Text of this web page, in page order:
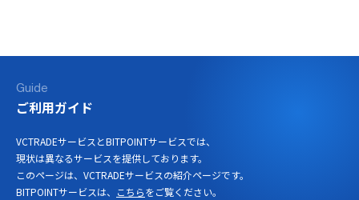
Guide
ご利用ガイド
VCTRADEサービスとBITPOINTサービスでは、
現状は異なるサービスを提供しております。
このページは、VCTRADEサービスの紹介ページです。
BITPOINTサービスは、
こちらをご覧ください。